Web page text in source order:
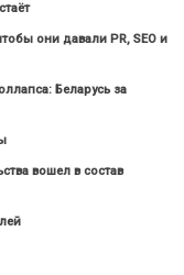
они давали PR, SEO и
Беларусь за
вошел в состав